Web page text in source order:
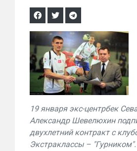
19 января экс-центрбек
Александр Шевелюхин
двухлетний контракт с
Экстраклассы – "Гурником".